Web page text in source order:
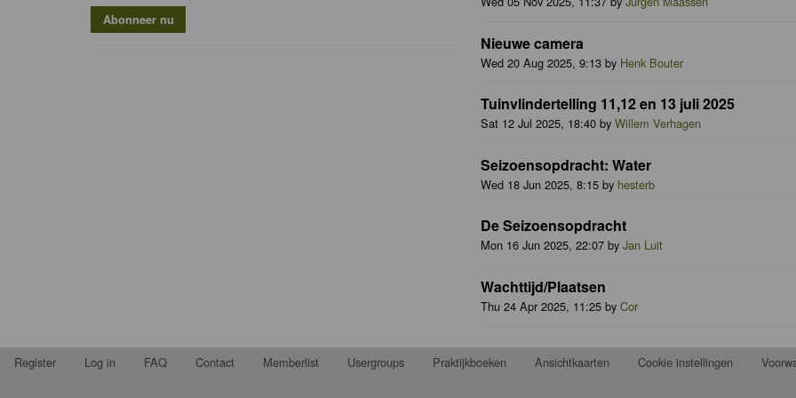
Nieuwe camera
Wed 20 Aug 2025, 9:13 by Henk Bouter
Tuinvlindertelling 11,12 en 13 juli 2025
Sat 12 Jul 2025, 18:40 by Willem Verhagen
Seizoensopdracht: Water
Wed 18 Jun 2025, 8:15 by hesterb
De Seizoensopdracht
Mon 16 Jun 2025, 22:07 by Jan Luit
Wachttijd/Plaatsen
Thu 24 Apr 2025, 11:25 by Cor
Register Log in FAQ Contact Memberlist Usergroups Praktijkboeken Ansichtkaarten Cookie instellingen